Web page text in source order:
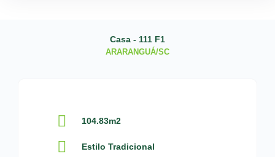
Casa - 111 F1
ARARANGUÁ/SC
104.83m2
Estilo Tradicional